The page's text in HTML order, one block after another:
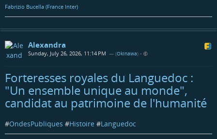
Fabrizio Bucella (France Inter)
Alexandra
Sunday, July 26, 2026, 11:14 PM — (Okinawa) •
Forteresses royales du Languedoc :
"Un ensemble unique au monde",
candidat au patrimoine de l'humanité
#OndesPubliques #Histoire #Languedoc